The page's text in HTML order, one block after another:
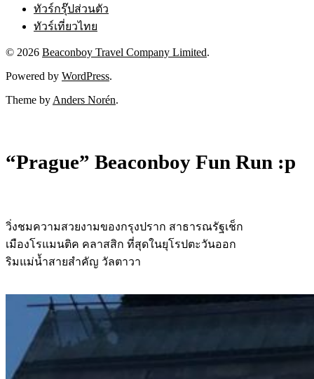
ทัวร์กรุ๊ปส่วนตัว
ทัวร์เที่ยวไทย
© 2026 Beaconboy Travel Company Limited.
Powered by WordPress.
Theme by Anders Norén.
“Prague” Beaconboy Fun Run :p
วิ่งชมความสวยงามของกรุงปราก สาธารณรัฐเช็ก
เมืองโรแมนติค คลาสสิก ที่สุดในยุโรปตะวันออก
ริมแม่น้ำสายสำคัญ วัลตาวา